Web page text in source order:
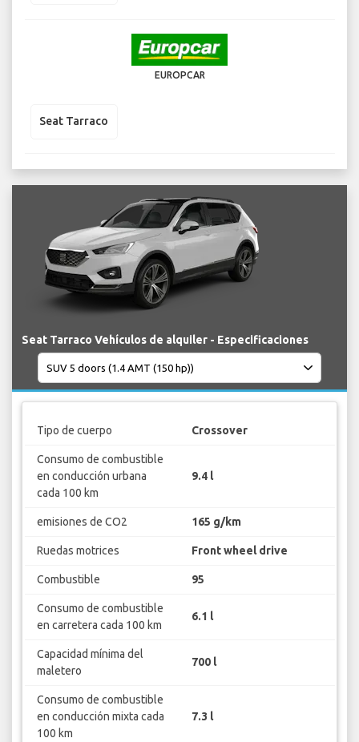
EUROPCAR
Seat Tarraco
Seat Tarraco Vehículos de alquiler - Especificaciones
Tipo de cuerpo Crossover
Consumo de combustible
en conducción urbana
cada 100 km
9.4 l
emisiones de CO2 165 g/km
Ruedas motrices Front wheel drive
Combustible 95
Consumo de combustible
en carretera cada 100 km
6.1 l
Capacidad mínima del
maletero
700 l
Consumo de combustible
en conducción mixta cada
100 km
7.3 l